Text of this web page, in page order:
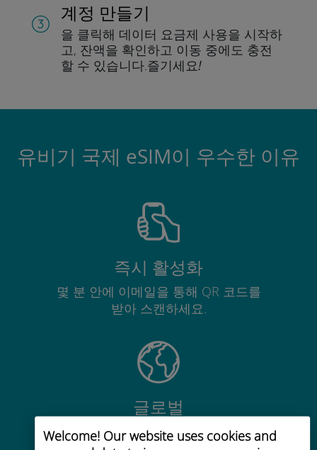
Welcome! Our website uses cookies and
계정 만들기
을 클릭해 데이터 요금제 사용을 시작하
고, 잔액을 확인하고 이동 중에도 충전
할 수 있습니다.즐기세요!
유비기 국제 eSIM이 우수한 이유
즉시 활성화
몇 분 안에 이메일을 통해 QR 코드를
받아 스캔하세요.
글로벌
200개 이상의 목적지에서 전 세계 고